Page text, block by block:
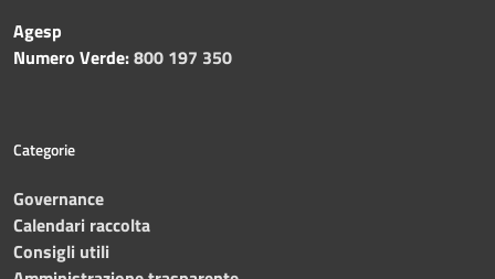
Agesp
Numero Verde:800 197 350
Categorie
Governance
Calendari raccolta
Consigli utili